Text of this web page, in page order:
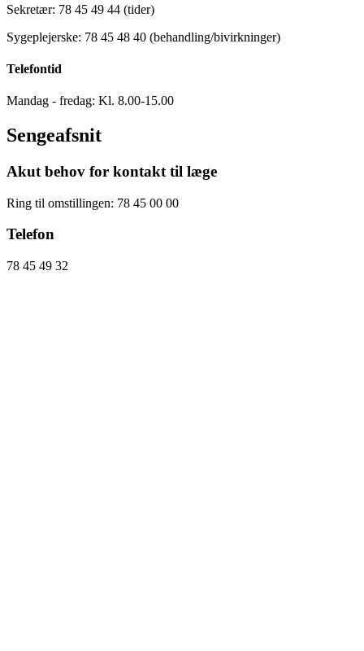
Sekretær: 78 45 49 44 (tider)
Sygeplejerske: 78 45 48 40 (behandling/bivirkninger)
Telefontid
Mandag - fredag: Kl. 8.00-15.00
Sengeafsnit
Akut behov for kontakt til læge
Ring til omstillingen: 78 45 00 00
Telefon
78 45 49 32